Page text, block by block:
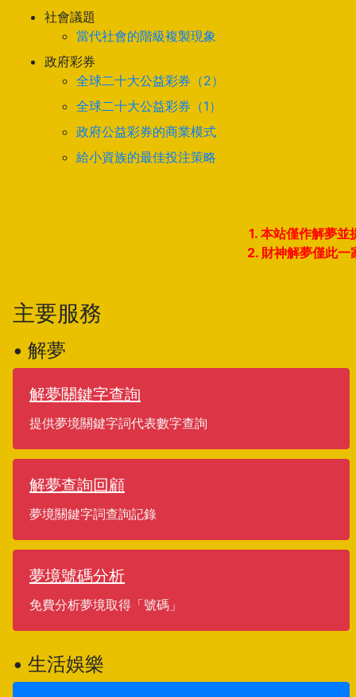
社會議題
當代社會的階級複製現象
政府彩券
全球二十大公益彩券（2）
全球二十大公益彩券（1）
政府公益彩券的商業模式
給小資族的最佳投注策略
1. 本站僅作解夢並
2. 財神解夢僅此一
主要服務
• 解夢
解夢關鍵字查詢
提供夢境關鍵字詞代表數字查詢
解夢查詢回顧
夢境關鍵字詞查詢記錄
夢境號碼分析
免費分析夢境取得「號碼」
• 生活娛樂